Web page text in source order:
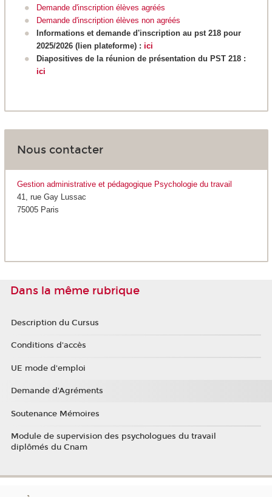
Demande d'inscription élèves agréés
Demande d'inscription élèves non agréés
Informations et demande d'inscription au pst 218 pour
2025/2026 (lien plateforme) : ici
Diapositives de la réunion de présentation du PST 218 :
ici
Nous contacter
Gestion administrative et pédagogique Psychologie du travail
41, rue Gay Lussac
75005 Paris
Dans la même rubrique
Description du Cursus
Conditions d'accès
UE mode d'emploi
Demande d'Agréments
Soutenance Mémoires
Module de supervision des psychologues du travail
diplômés du Cnam